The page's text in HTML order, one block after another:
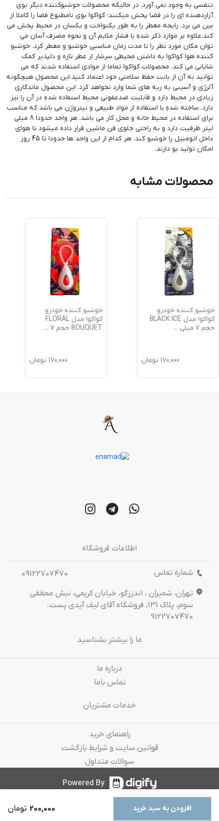
افزودن به سبد خرید 200,000 تومان
تنفسی به وجود نمی آورد. در حالیکه محصولات خوشبوکننده دیگر بوی
آزاردهنده ای را در فضا پخش میکنند؛ کواکوا بوی نامطبوع فضا را کاملا از
بین می برد. رایحه معطر را به طور یکنواخت و یکسان در محیط پخش می
کند.علاوه بر موارد ذکر شدهِ با فشار ملایم آن و نحوه مصرف آسان می
توان مکان مورد نظر را تا مدت زمان مناسبی خوشبو و معطر کرد. خوشبو
کننده هوا کواکوا به داشتن محیطی سرشار از عطر تازه و دلپذیر کمک
شایانی می کند. محصولات کواکوا تماما از موادی استفاده شدند که می‌
توانید به آن از بابت حفظ سلامتی خود اعتماد کنید.این محصول هیچگونه
آلرژی و آسیبی به ریه های شما وارد نخواهد کرد. این محصول ماندگاری
زیادی در محیط دارد و قابلیت ضدعفونی محیط استفاده شدهِ در آن را نیز
دارد. ساخته شدهِ با استفاده از مواد طبیعی و نیتروژن می باشد که مناسب
برای استفاده در محیط خانه و محل کار می باشد. هر واحد حدودا 8 میلی
لیتر ظرفیت دارد و به راحتی جلوی فن ماشین قرار داده میشود تا هوای
داخل اتومبیل را خوشبو کند، هر کدام از این واحد ها حدودا تا 45 روز
امکان تولید بو دارند.
محصولات مشابه
خوشبو کننده خودرو
کواکوا مدل BLACK ICE
حجم 7 میلی
...
170,000 تومان
خوشبو کننده خودرو
کواکوا مدل FLORAL
BOUQUET حجم 7
...
170,000 تومان
اطلاعات فروشگاه
شماره تماس
09122707470
تهران، شمیران ، اندرزگو، خیابان کریمی، نبش محققی
سوم، پلاک 131، فروشگاه آقای لیف آیدی پست:
9122707470
ما را بیشتر بشناسید
درباره‌ ما
تماس باما
خدمات مشتریان
راهنمای خرید
قوانین سایت و شرایط بازگشت
سوالات متداول
Powered By